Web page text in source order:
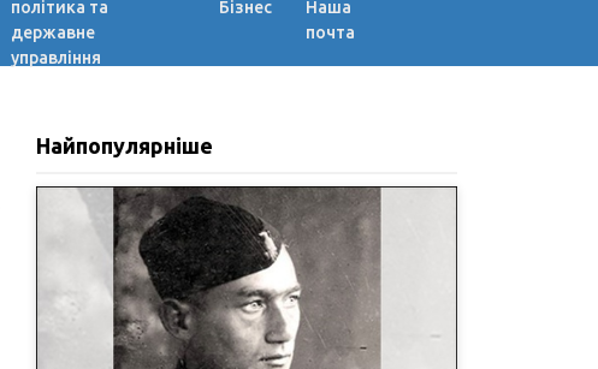
політика та
державне
управління
Бізнес
Наша
почта
Найпопулярніше